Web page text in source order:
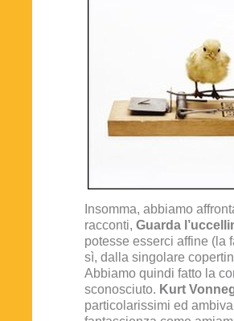
Insomma, abbiamo
racconti, Guarda
potesse esserci affine (la
sì, dalla singolare
Abbiamo quindi fatto la
sconosciuto. Kurt
particolarissimi ed